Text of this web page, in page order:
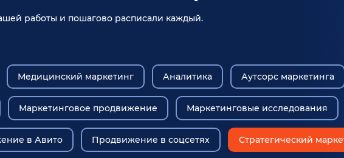
работы и пошагово расписали каждый.
Медицинский маркетинг Аналитика Аутсорс маркетинга
Маркетинговое продвижение Маркетинговые исследования
в Авито Продвижение в соцсетях Стратегический